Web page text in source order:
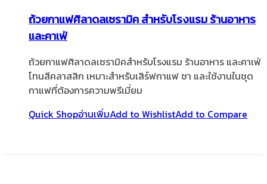
ถ้วยกาแฟศิลาดลเซรามิค สำหรับโรงแรม ร้านอาหาร
และคาเฟ่
ถ้วยกาแฟศิลาดลเซรามิคสำหรับโรงแรม ร้านอาหาร และคาเฟ่
โทนสีคลาสสิก เหมาะสำหรับเสิร์ฟกาแฟ ชา และใช้งานในชุด
กาแฟที่ต้องการความพรีเมี่ยม
Quick Shopอ่านเพิ่มAdd to WishlistAdd to Compare